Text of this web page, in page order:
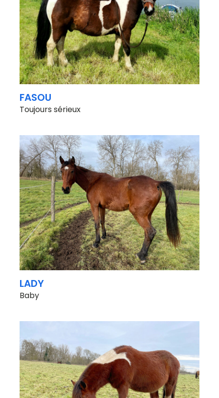
FASOU
Toujours sérieux
LADY
Baby